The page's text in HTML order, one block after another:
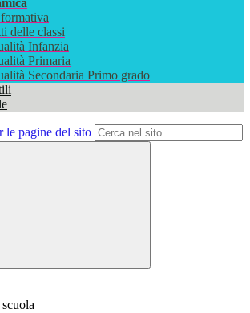
delle classi
Infanzia
Primaria
Secondaria Primo grado
le pagine del sito